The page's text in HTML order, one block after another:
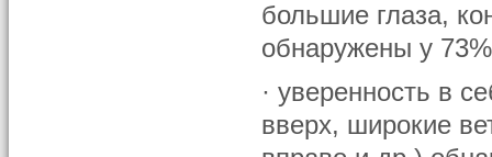
большие глаза,
обнаружены у
· уверенность в
вверх, широкие